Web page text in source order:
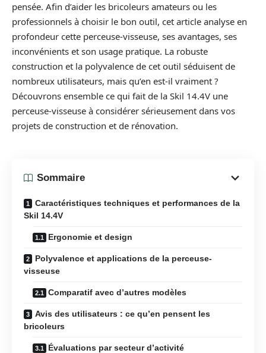
pensée. Afin d’aider les bricoleurs amateurs ou les
professionnels à choisir le bon outil, cet article analyse en
profondeur cette perceuse-visseuse, ses avantages, ses
inconvénients et son usage pratique. La robuste
construction et la polyvalence de cet outil séduisent de
nombreux utilisateurs, mais qu’en est-il vraiment ?
Découvrons ensemble ce qui fait de la Skil 14.4V une
perceuse-visseuse à considérer sérieusement dans vos
projets de construction et de rénovation.
Sommaire
Caractéristiques techniques et performances de la
Skil 14.4V
Ergonomie et design
Polyvalence et applications de la perceuse-
visseuse
Comparatif avec d’autres modèles
Avis des utilisateurs : ce qu’en pensent les
bricoleurs
Évaluations par secteur d’activité